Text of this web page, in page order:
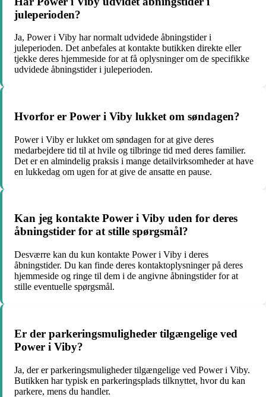
juleperioden?
Ja, Power i Viby har normalt udvidede åbningstider i
juleperioden. Det anbefales at kontakte butikken direkte eller
tjekke deres hjemmeside for at få oplysninger om de specifikke
udvidede åbningstider i juleperioden.
Hvorfor er Power i Viby lukket om søndagen?
Power i Viby er lukket om søndagen for at give deres
medarbejdere tid til at hvile og tilbringe tid med deres familier.
Det er en almindelig praksis i mange detailvirksomheder at have
en lukkedag om ugen for at give de ansatte en pause.
Kan jeg kontakte Power i Viby uden for deres
åbningstider for at stille spørgsmål?
Desværre kan du kun kontakte Power i Viby i deres
åbningstider. Du kan finde deres kontaktoplysninger på deres
hjemmeside og ringe til dem i de angivne åbningstider for at
stille eventuelle spørgsmål.
Er der parkeringsmuligheder tilgængelige ved
Power i Viby?
Ja, der er parkeringsmuligheder tilgængelige ved Power i Viby.
Butikken har typisk en parkeringsplads tilknyttet, hvor du kan
parkere, mens du handler.